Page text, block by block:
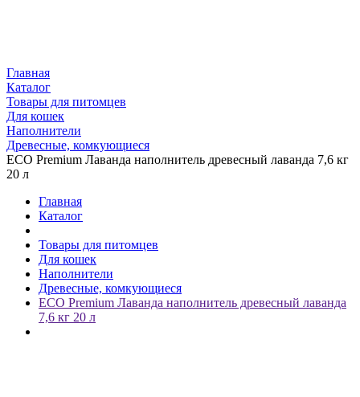
Главная
Каталог
Товары для питомцев
Для кошек
Наполнители
Древесные, комкующиеся
ECO Premium Лаванда наполнитель древесный лаванда 7,6 кг
20 л
Главная
Каталог
Товары для питомцев
Для кошек
Наполнители
Древесные, комкующиеся
ECO Premium Лаванда наполнитель древесный лаванда
7,6 кг 20 л